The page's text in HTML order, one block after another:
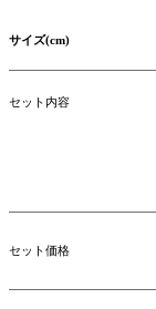
サイズ(cm)
セット内容
セット価格